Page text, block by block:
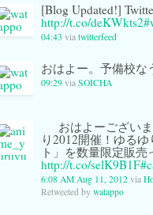
[Blog Updated!]
http://t.co/deKWkts2
04:43 via twitterfeed
おはよー。予備校な
09:29 via SOICHA
おはよーござい
り2012開催！ゆる
ト」を数量限定販
http://t.co/selK9B1F
6:08 AM Aug 11, 2012 via
Retweeted by watappo